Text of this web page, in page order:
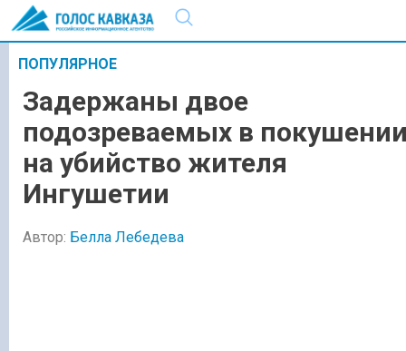
ПОПУЛЯРНОЕ
Задержаны двое
подозреваемых в
на убийство жителя
Ингушетии
Автор: Белла Лебедева